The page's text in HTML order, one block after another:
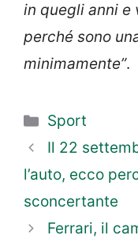
in quegli anni e
perché sono
minimamente”.
Categorie
Sport
Il 22
l’auto, ecco
sconcertante
Ferrari, il